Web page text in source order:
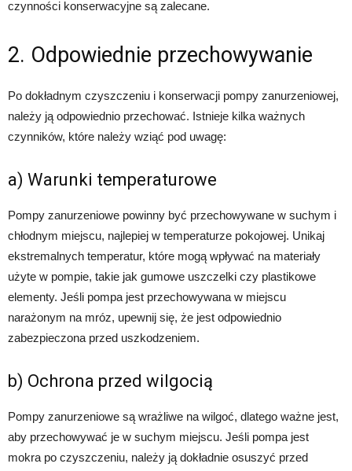
czynności konserwacyjne są zalecane.
2. Odpowiednie przechowywanie
Po dokładnym czyszczeniu i konserwacji pompy zanurzeniowej,
należy ją odpowiednio przechować. Istnieje kilka ważnych
czynników, które należy wziąć pod uwagę:
a) Warunki temperaturowe
Pompy zanurzeniowe powinny być przechowywane w suchym i
chłodnym miejscu, najlepiej w temperaturze pokojowej. Unikaj
ekstremalnych temperatur, które mogą wpływać na materiały
użyte w pompie, takie jak gumowe uszczelki czy plastikowe
elementy. Jeśli pompa jest przechowywana w miejscu
narażonym na mróz, upewnij się, że jest odpowiednio
zabezpieczona przed uszkodzeniem.
b) Ochrona przed wilgocią
Pompy zanurzeniowe są wrażliwe na wilgoć, dlatego ważne jest,
aby przechowywać je w suchym miejscu. Jeśli pompa jest
mokra po czyszczeniu, należy ją dokładnie osuszyć przed